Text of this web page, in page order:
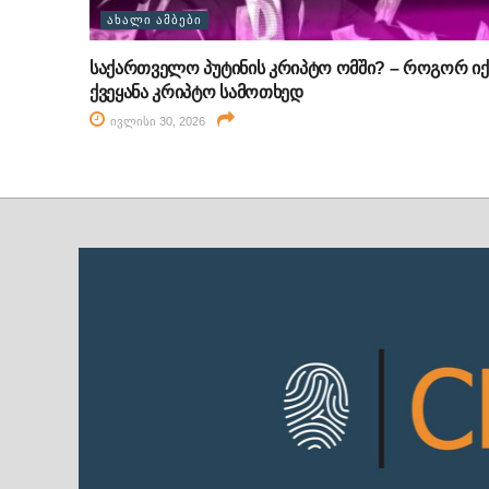
ᲐᲮᲐᲚᲘ ᲐᲛᲑᲔᲑᲘ
საქართველო პუტინის კრიპტო ომში? – როგორ
ქვეყანა კრიპტო სამოთხედ
ივლისი 30, 2026